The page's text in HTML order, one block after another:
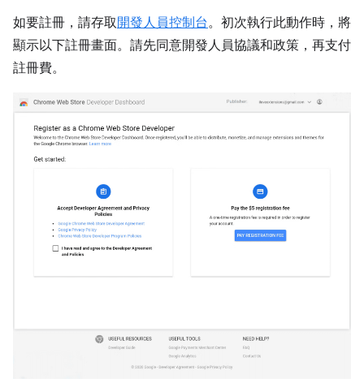
如要註冊，請存取開發人員控制台。初次執行此動作時，將
顯示以下註冊畫面。請先同意開發人員協議和政策，再支付
註冊費。